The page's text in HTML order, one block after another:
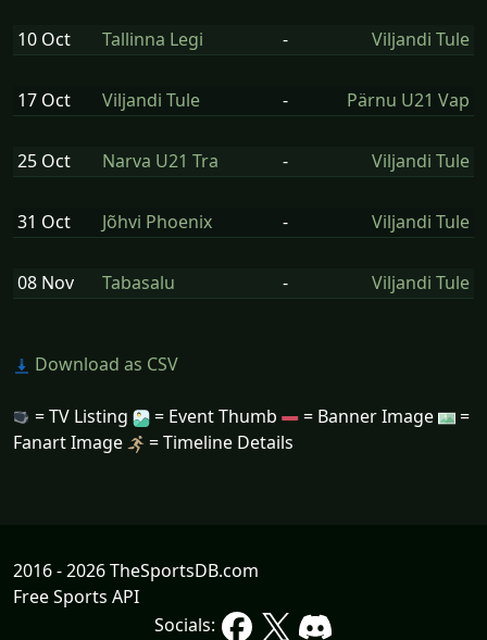
10 Oct Tallinna Legi - Viljandi Tule
17 Oct Viljandi Tule - Pärnu U21 Vap
25 Oct Narva U21 Tra - Viljandi Tule
31 Oct Jõhvi Phoenix - Viljandi Tule
08 Nov Tabasalu - Viljandi Tule
Download as CSV
= TV Listing = Event Thumb = Banner Image
=
Fanart Image
= Timeline Details
2016 - 2026 TheSportsDB.com
Free Sports API
Socials: